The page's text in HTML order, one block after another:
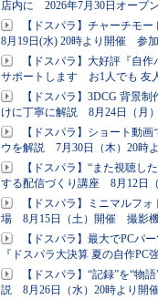
店内に 2026年7月30日オープン
【ドスパラ】チャーチモ
8月19日(水) 20時より開催 参
【ドスパラ】大好評『自
サポートします お1人でも 友
【ドスパラ】3DCG 背景
けに丁寧に解説 8月24日（月
【ドスパラ】ショート動
ウを解説 7月30日（木）20時
【ドスパラ】“また視聴
する配信づくり講座 8月12日
【ドスパラ】ミニマルフ
場 8月15日（土）開催 撮影
【ドスパラ】最大でPC
『ドスパラ大決算 夏の自作PC
【ドスパラ】“記録”を“
説 8月26日（水）20時より開